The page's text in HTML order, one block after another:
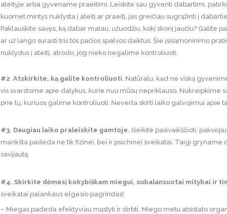
ateityje arba gyvename praeitimi. Leiskite sau gyventi dabartimi,
kuomet mintys nuklysta į ateitį ar praeitį, jas greičiau sugrąžinti į
Paklauskite savęs, ką dabar matau, užuodžiu, kokį skonį jaučiu? Galite
ar už lango surasti tris tos pačios spalvos daiktus. Šie įsisąmoninimo
nuklydus į ateitį, atrodo, jog nieko negalime kontroliuoti.
#2 .Atskirkite, ką galite kontroliuoti . Natūralu, kad ne viską
vis svarstome apie dalykus, kurie nuo mūsų nepriklauso. Nukreipkime
prie tų, kuriuos galime kontroliuoti. Neverta skirti laiko galvojimui apie
#3. Daugiau laiko praleiskite gamtoje. Išeikite pasivaikščioti,
mankšta padeda ne tik fizinei, bei ir psichinei sveikatai. Taigi
savijautą.
#4. Skirkite dėmesį kokybiškam miegui, subalansuotai mitybai ir
sveikatai palankaus elgesio pagrindas!
– Miegas padeda efektyviau mąstyti ir dirbti. Miego metu atsistato